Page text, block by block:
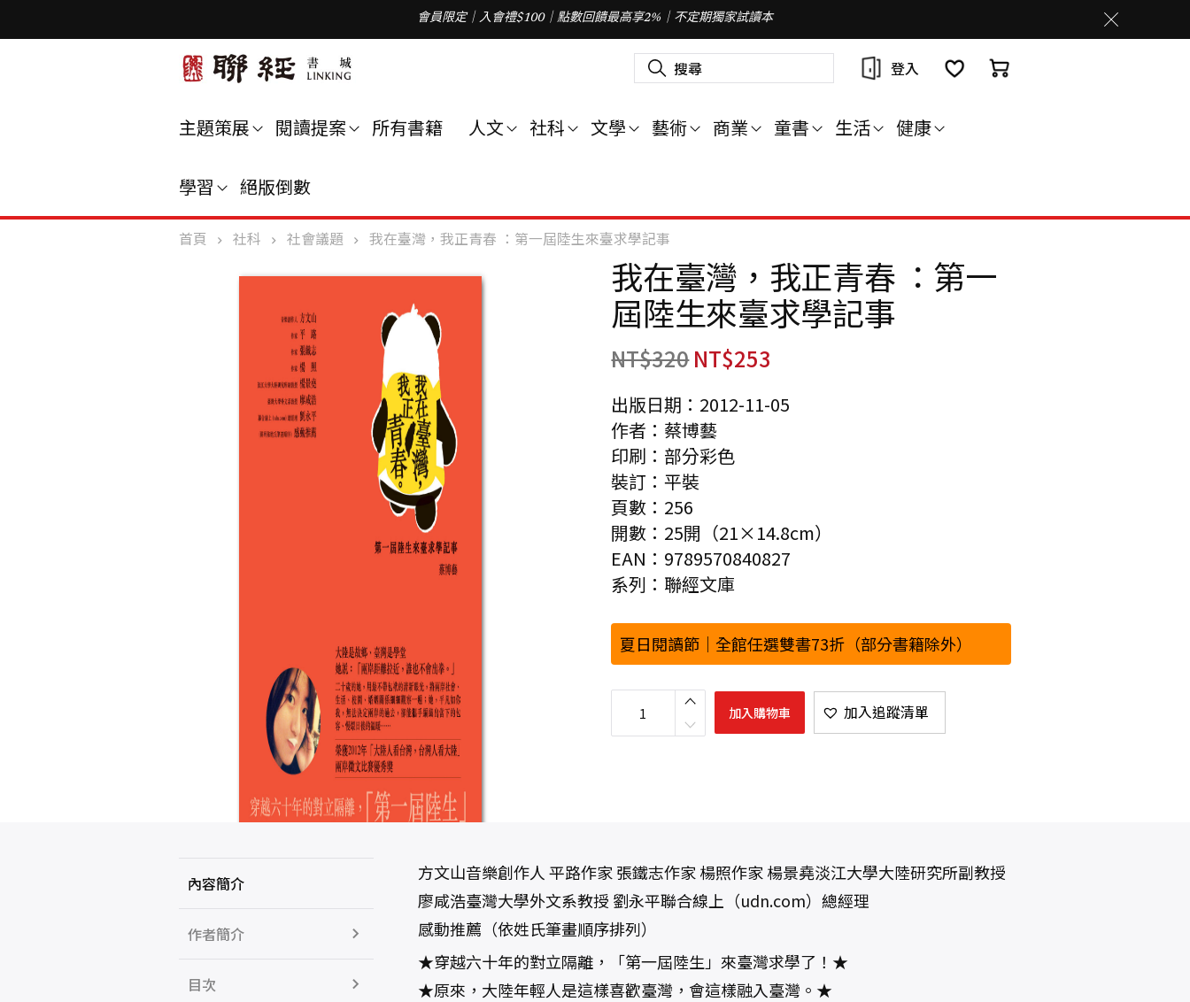
會員限定｜入會禮$100｜點數回饋最高享2%｜不定期獨家試讀本
搜
尋
字
登入
主題策展 閱讀提案 所有書籍 人文 社科 文學 藝術 商業 童書 生活 健康
學習 絕版倒數
首頁 社科 社會議題 我在臺灣，我正青春 ：第一屆陸生來臺求學記事
我在臺灣，我正青春 ：第一
屆陸生來臺求學記事
NT$320NT$253
出版日期：2012-11-05
作者：蔡博藝
印刷：部分彩色
裝訂：平裝
頁數：256
開數：25開（21×14.8cm）
EAN：9789570840827
系列：聯經文庫
夏日閱讀節｜全館任選雙書73折（部分書籍除外）
我
灣
生
來
臺
求
學
記
事
數
量
加入購物車 加入追蹤清單
內容簡介
作者簡介
目次
方文山音樂創作人 平路作家 張鐵志作家 楊照作家 楊景堯淡江大學大陸研究所副教授
廖咸浩臺灣大學外文系教授 劉永平聯合線上（udn.com）總經理
感動推薦（依姓氏筆畫順序排列）
★穿越六十年的對立隔離，「第一屆陸生」來臺灣求學了！★
★原來，大陸年輕人是這樣喜歡臺灣，會這樣融入臺灣。★